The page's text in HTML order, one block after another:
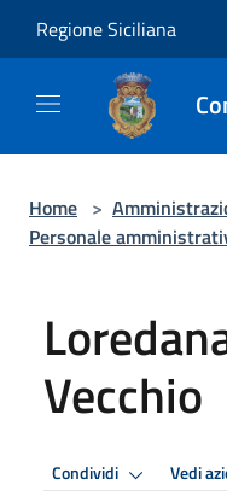
Regione Siciliana
Home >
Personale
Vecchio
Condividi Vedi